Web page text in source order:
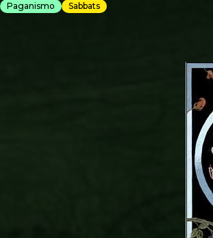
Paganismo Sabbats